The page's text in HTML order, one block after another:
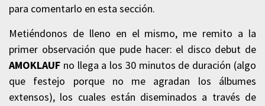
para comentarlo en esta sección.
Metiéndonos de lleno en el mismo, me remito a la
primer observación que pude hacer: el disco debut de
AMOKLAUF no llega a los 30 minutos de duración (algo
que festejo porque no me agradan los álbumes
extensos), los cuales están diseminados a través de